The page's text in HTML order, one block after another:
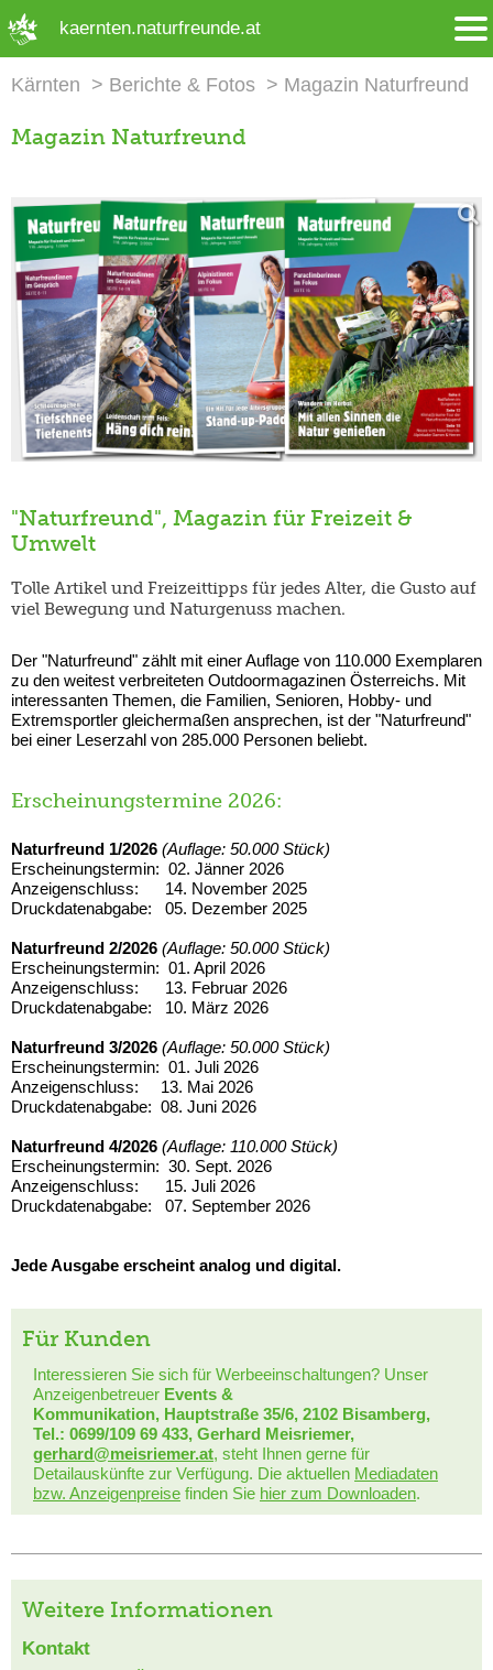
kaernten.naturfreunde.at
Kärnten Berichte & Fotos Magazin Naturfreund
Magazin Naturfreund
"Naturfreund", Magazin für Freizeit &
Umwelt
Tolle Artikel und Freizeittipps für jedes Alter, die Gusto auf
viel Bewegung und Naturgenuss machen.
Der "Naturfreund" zählt mit einer Auflage von 110.000 Exemplaren
zu den weitest verbreiteten Outdoormagazinen Österreichs. Mit
interessanten Themen, die Familien, Senioren, Hobby- und
Extremsportler gleichermaßen ansprechen, ist der "Naturfreund"
bei einer Leserzahl von 285.000 Personen beliebt.
Erscheinungstermine 2026:
Naturfreund 1/2026 (Auflage: 50.000 Stück)
Erscheinungstermin: 02. Jänner 2026
Anzeigenschluss: 14. November 2025
Druckdatenabgabe: 05. Dezember 2025
Naturfreund 2/2026 (Auflage: 50.000 Stück)
Erscheinungstermin: 01. April 2026
Anzeigenschluss: 13. Februar 2026
Druckdatenabgabe: 10. März 2026
Naturfreund 3/2026 (Auflage: 50.000 Stück)
Erscheinungstermin: 01. Juli 2026
Anzeigenschluss: 13. Mai 2026
Druckdatenabgabe: 08. Juni 2026
Naturfreund 4/2026 (Auflage: 110.000 Stück)
Erscheinungstermin: 30. Sept. 2026
Anzeigenschluss: 15. Juli 2026
Druckdatenabgabe: 07. September 2026
Jede Ausgabe erscheint analog und digital.
Für Kunden
Interessieren Sie sich für Werbeeinschaltungen? Unser
Anzeigenbetreuer Events &
Kommunikation, Hauptstraße 35/6, 2102 Bisamberg,
Tel.: 0699/109 69 433, Gerhard Meisriemer,
gerhard@meisriemer.at, steht Ihnen gerne für
Detailauskünfte zur Verfügung. Die aktuellen Mediadaten
bzw. Anzeigenpreise finden Sie hier zum Downloaden.
Weitere Informationen
Kontakt